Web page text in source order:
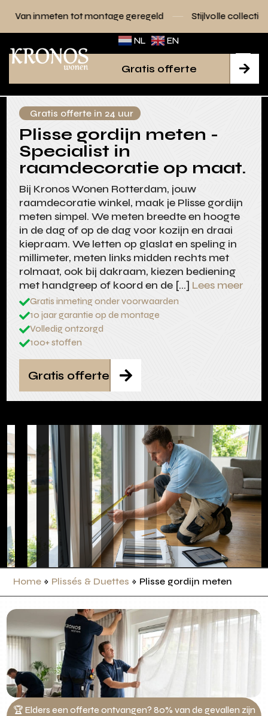
tot montage geregeld Stijlvolle collecties voor elk
NL EN

Gratis offerte
Gratis offerte in 24 uur
Plisse gordijn meten -
Specialist in
raamdecoratie op maat.
Bij Kronos Wonen Rotterdam, jouw
raamdecoratie winkel, maak je Plisse gordijn
meten simpel. We meten breedte en hoogte
in de dag of op de dag voor kozijn en draai
kiepraam. We letten op glaslat en speling in
millimeter, meten links midden rechts met
rolmaat, ook bij dakraam, kiezen bediening
met handgreep of koord en de […] Lees meer
Gratis inmeting onder voorwaarden
10 jaar garantie op de montage
Volledig ontzorgd
100+ stoffen

Gratis offerte
Home » Plissés & Duettes » Plisse gordijn meten
🏆 Elders een offerte ontvangen? 80% van de gevallen zijn